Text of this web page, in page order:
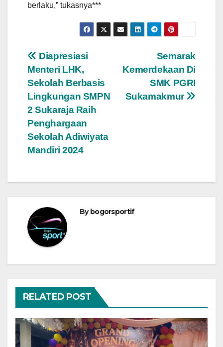
berlaku,” tukasnya***
Navigasi
pos
Semarak
Kemerdekaan Di
SMK PGRI
Sukamakmur
Diapresiasi
Menteri LHK,
Sekolah Berbasis
Lingkungan SMPN
2 Sukaraja Raih
Penghargaan
Sekolah Adiwiyata
Mandiri 2024
Bybogorsportif
RELATED POST